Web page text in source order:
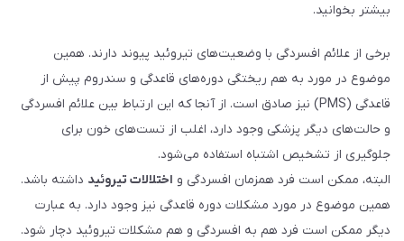
بیشتر بخوانید.
برخی از علائم افسردگی با وضعیت‌های تیروئید پیوند دارند. همین
موضوع در مورد به هم ریختگی دوره‌های قاعدگی و سندروم پیش از
قاعدگی (PMS) نیز صادق است. از آنجا که این ارتباط بین علائم افسردگی
و حالت‌های دیگر پزشکی وجود دارد، اغلب از تست‌های خون برای
جلوگیری از تشخیص اشتباه استفاده می‌شود.
البته، ممکن است فرد همزمان افسردگی و اختلالات تیروئید داشته باشد.
همین موضوع در مورد مشکلات دوره قاعدگی نیز وجود دارد. به عبارت
دیگر ممکن است فرد هم به افسردگی و هم مشکلات تیروئید دچار شود.